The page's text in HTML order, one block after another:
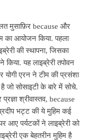
मुसाफ़िर because और
का आयोजन किया. पहला
की स्थापना, जिसका
किया. यह लाइब्रेरी तपोवन
योगी एरन ने टीम की प्रसंशा
सोसाइटी के बारे में सोचे.
श्रीवास्तव, because
भट्ट की ये मुहिम कई
आए पर्यटकों ने लाइब्रेरी को
एक बेहतरीन मुहिम है